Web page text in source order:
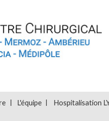
L'équipe Hospitalisation